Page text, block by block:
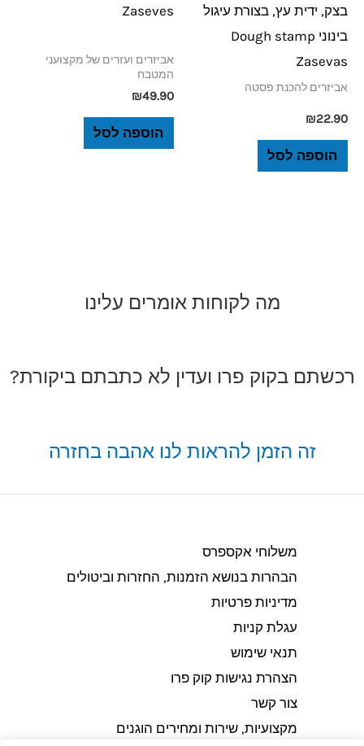
בצק, ידית עץ, בצורת עיגול
בינוני Dough stamp
Zasevas
אביזרים להכנת פסטה
₪22.90
הוספה לסל
Zaseves
אביזרים ועזרים של מקצועני
המטבח
₪49.90
הוספה לסל
מה לקוחות אומרים עלינו
רכשתם בקוק פרו ועדין לא כתבתם ביקורת?
זה הזמן להראות לנו אהבה בחזרה
משלוחי אקספרס
הבהרות בנושא הזמנות, החזרות וביטולים​
מדיניות פרטיות
עגלת קניות
תנאי שימוש
הצהרת נגישות קוק פרו
צור קשר
מקצועיות, שירות ומחירים הוגנים